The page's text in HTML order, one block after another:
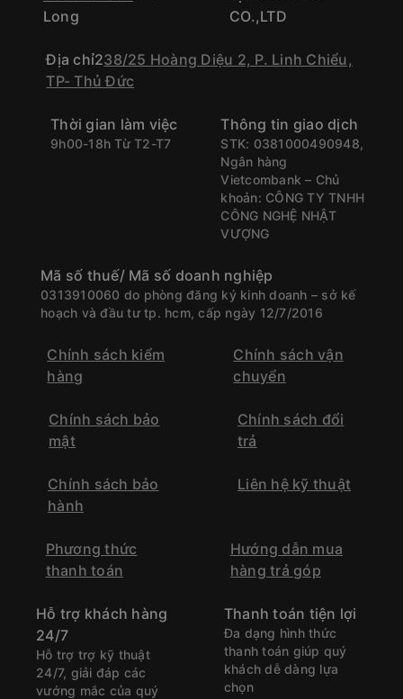
Long
CO.,LTD
Địa chỉ238/25 Hoàng Diệu 2, P. Linh Chiểu,
TP- Thủ Đức
Thời gian làm việc
9h00-18h Từ T2-T7
Thông tin giao dịch
STK: 0381000490948,
Ngân hàng
Vietcombank – Chủ
khoản: CÔNG TY TNHH
CÔNG NGHỆ NHẬT
VƯỢNG
Mã số thuế/ Mã số doanh nghiệp
0313910060 do phòng đăng ký kinh doanh – sở kế
hoạch và đầu tư tp. hcm, cấp ngày 12/7/2016
Chính sách kiểm
hàng
Chính sách vận
chuyển
Chính sách bảo
mật
Chính sách đổi
trả
Chính sách bảo
hành
Liên hệ kỹ thuật
Phương thức
thanh toán
Hướng dẫn mua
hàng trả góp
Hỗ trợ khách hàng
24/7
Hỗ trợ trợ kỹ thuật
24/7, giải đáp các
vướng mắc của quý
Thanh toán tiện lợi
Đa dạng hình thức
thanh toán giúp quý
khách dễ dàng lựa
chọn